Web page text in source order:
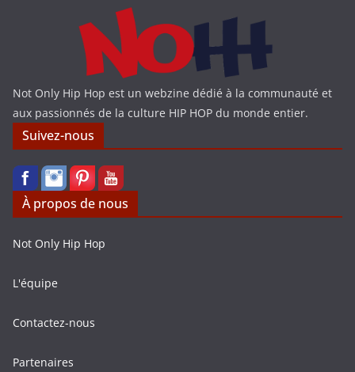
Not Only Hip Hop est un webzine dédié à la communauté et
aux passionnés de la culture HIP HOP du monde entier.
Suivez-nous
À propos de nous
Not Only Hip Hop
L'équipe
Contactez-nous
Partenaires